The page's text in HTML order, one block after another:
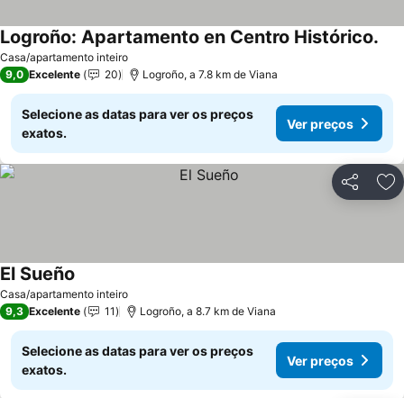
Casa/apartamento inteiro
Logroño: Apartamento en Centro Histórico.
9,0 Excelente 20 Logroño, a 7.8 km de Viana
Selecione as datas para ver os preços
exatos.
Ver preços
Partilhar
Casa/apartamento inteiro
El Sueño
9,3 Excelente 11 Logroño, a 8.7 km de Viana
Selecione as datas para ver os preços
exatos.
Ver preços